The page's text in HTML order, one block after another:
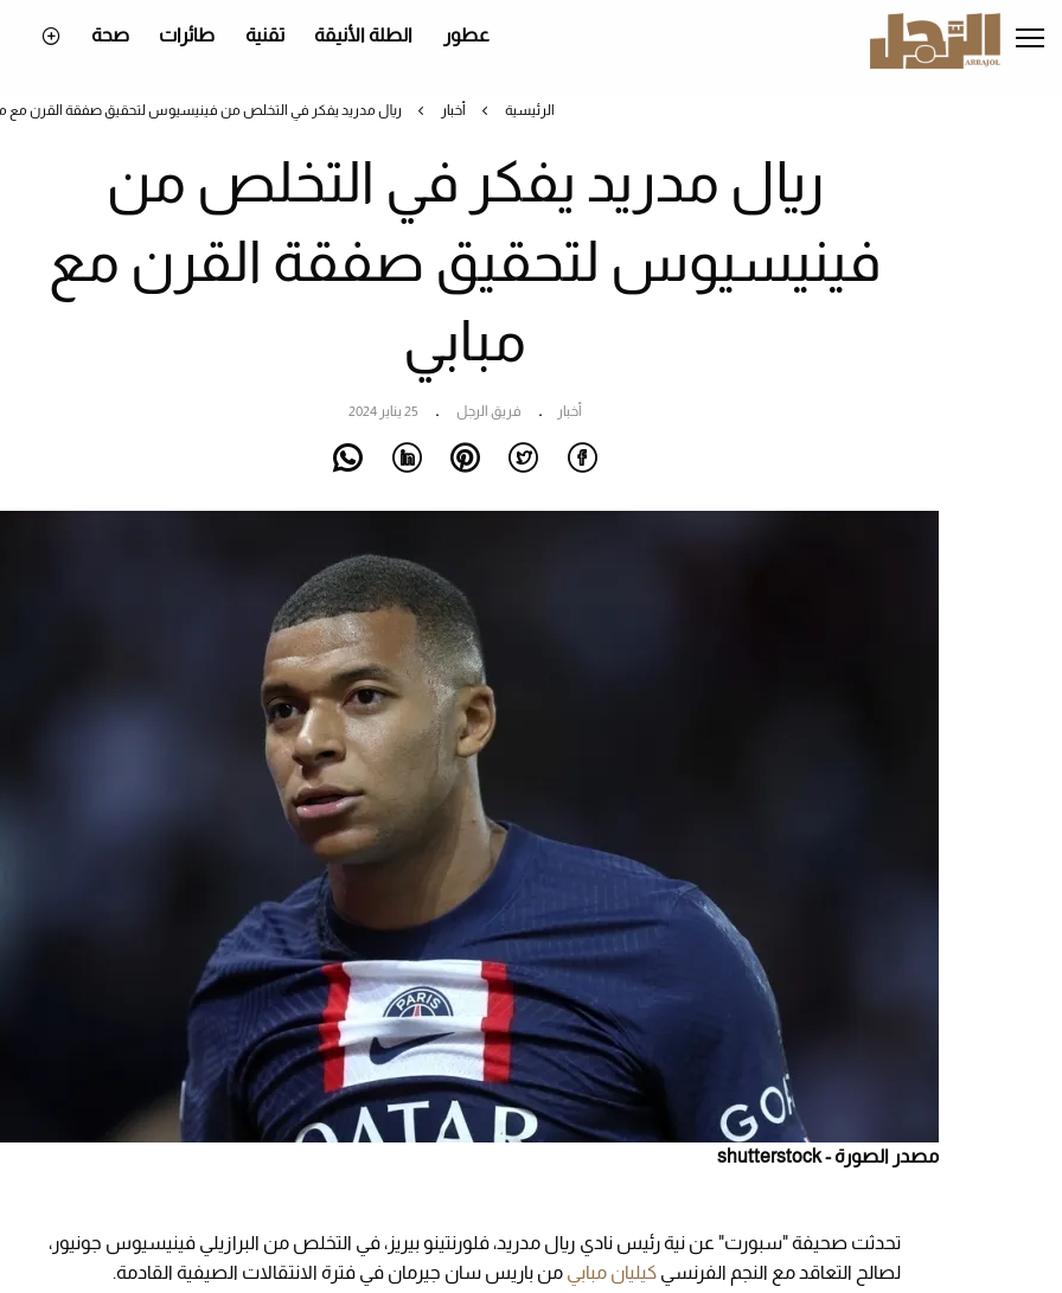
إلى
المحتوى
عطور الطلة الأنيقة تقنية طائرات صحة
الرئيسية أخبار ريال مدريد يفكر في التخلص من فينيسيوس لتحقيق صفقة القرن مع
ريال مدريد يفكر في التخلص من
فينيسيوس لتحقيق صفقة القرن مع
مبابي
أخبار فريق الرجل 25 يناير 2024
مصدر الصورة - shutterstock
تحدثت صحيفة "سبورت" عن نية رئيس نادي ريال مدريد، فلورنتينو بيريز، في التخلص من البرازيلي فينيسيوس جونيور،
لصالح التعاقد مع النجم الفرنسي كيليان مبابي من باريس سان جيرمان في فترة الانتقالات الصيفية القادمة.